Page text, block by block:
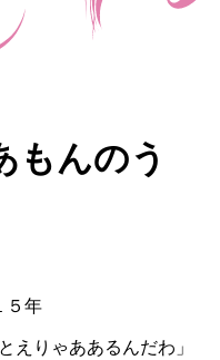
もんのう
５年
りゃああるんだわ」